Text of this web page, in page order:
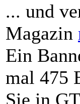
... und
Magazin
Ein
mal 475
Sie in